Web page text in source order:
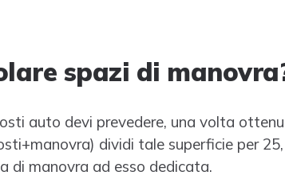
spazi di
auto devi prevedere, una volta
dividi tale superficie per
di manovra ad esso dedicata.